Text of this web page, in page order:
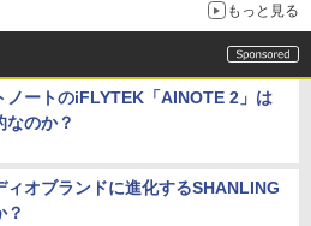
もっと見る
ノートのiFLYTEK「AINOTE 2」は
なのか？
ィオブランドに進化するSHANLING
？